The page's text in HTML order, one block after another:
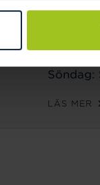
Söndag:
LÄS MER